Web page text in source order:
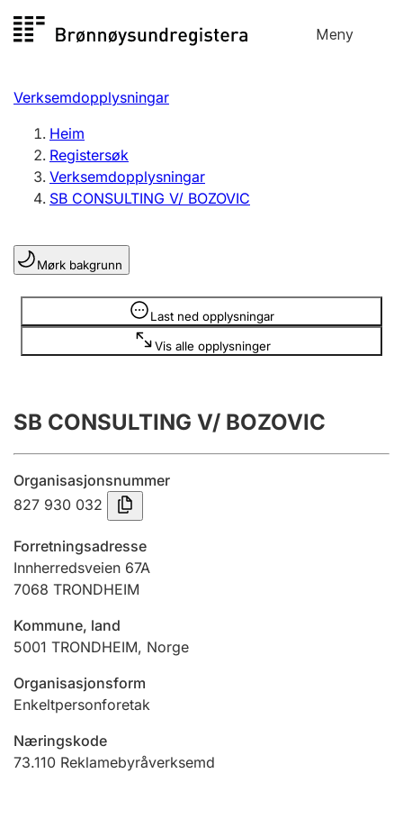
til
Meny
Registersøk
Aksjeselskap
Enkeltpersonføretak
Registrere, endre, slette
Lag og foreining
Registrere, endre, slette
Årsrekneskap
Innsending og forseinkingsgebyr
Jeger
Ektepaktrettleiaren
Andre tema
Verksemdopplysningar
Heim
Registersøk
Verksemdopplysningar
SB CONSULTING V/ BOZOVIC
Mørk bakgrunn
Last ned opplysningar
Vis alle opplysninger
Opplysninger er skjult
SB CONSULTING V/ BOZOVIC
Organisasjonsnummer
827 930 032
Forretningsadresse
Innherredsveien 67A
7068 TRONDHEIM
Kommune, land
5001 TRONDHEIM, Norge
Organisasjonsform
Enkeltpersonforetak
Næringskode
73.110 Reklamebyråverksemd